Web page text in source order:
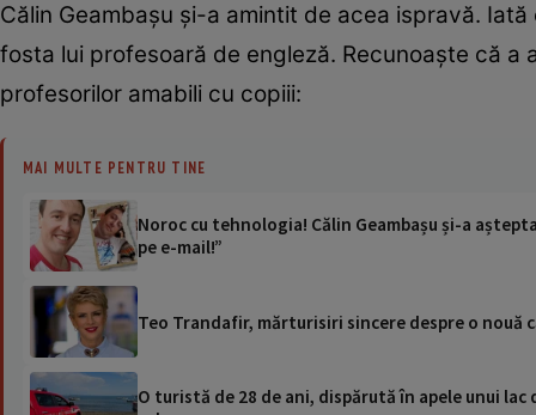
Călin Geambașu și-a amintit de acea ispravă.
fosta lui profesoară de engleză. Recunoaște că
profesorilor amabili cu copiii:
MAI MULTE PENTRU TINE
Noroc cu tehnologia! Călin Geambașu și-a
pe e-mail!”
Teo Trandafir, mărturisiri sincere despre o nouă
O turistă de 28 de ani, dispărută în apele unui